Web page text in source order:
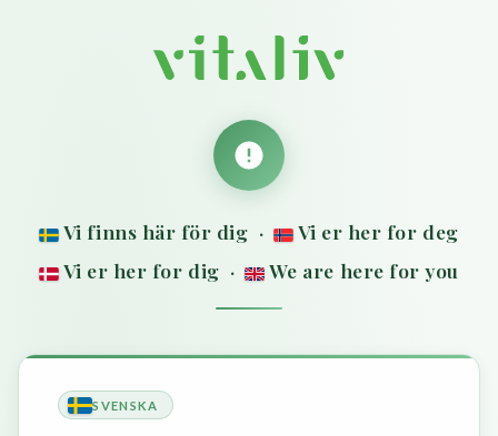
Vi finns här för dig ·
Vi er her for deg
Vi er her for dig ·
We are here for you
SVENSKA